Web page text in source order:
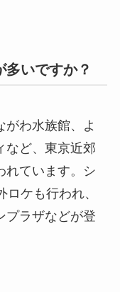
多いですか？
がわ水族館、よ
など、東京近郊
れています。シ
ケも行われ、
プラザなどが登